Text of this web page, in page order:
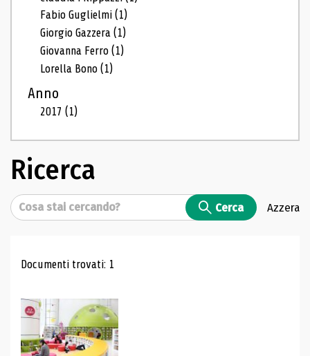
Fabio Guglielmi(1)
Giorgio Gazzera(1)
Giovanna Ferro(1)
Lorella Bono(1)
Anno
2017(1)
Ricerca
Cerca Cerca Azzera
Risultati di ricerca
Documenti trovati: 1